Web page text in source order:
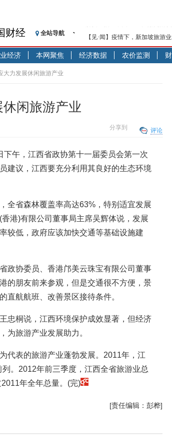
财经 全站导航
【见·闻】疫情下，新加坡旅游
记者手记：疫情下的香港零售业
【见·闻】疫情下一家香港传统
济安金信：中国基金市场数据分
【新华财经调查】同业存单、
央行公开市场净投放300亿元
基本面及股市双轮冲击 债市回
沥青期货连续两日涨逾3% 沪银
恒生聚源：北斗收官之星发射成
济安金信：中国基金市场数据分
经济 本网聚焦 经济数据 农价监测
大力发展休闲旅游产业
闲旅游产业
评论
分享到
午，江西省政协第十一届委员会第一次
建议，江西要充分利用其良好的生态环境
全省森林覆盖率高达63%，特别适宜发展
港)有限公司董事局主席吴辉体说，发展
较低，政府应该加快交通等基础设施建
政协委员、香港邝美云珠宝有限公司董事
的朋友前来参观，但是交通很不方便，景
直航航班、改善景区接待条件。
忠桐说，江西环境保护成效显著，但经济
为旅游产业发展助力。
代表的旅游产业蓬勃发展。2011年，江
。2012年前三季度，江西全省旅游业总
年全年总量。(完)
[责任编辑：彭桦]